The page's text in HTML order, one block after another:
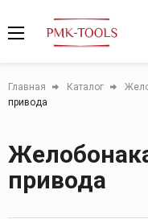
Главная Каталог
привода
привода